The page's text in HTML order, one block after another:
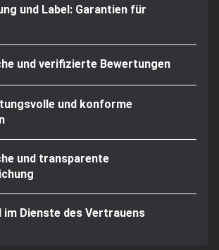
und Label: Garantien für
und verifizierte Bewertungen
und konforme
und transparente
im Dienste des Vertrauens